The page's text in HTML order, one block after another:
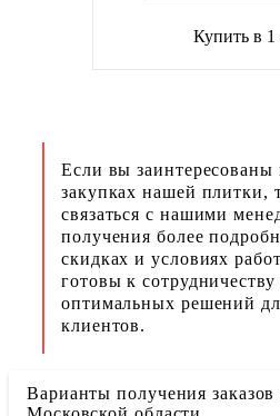
Купить в 1
Если вы заинтересованы
закупках нашей плитки,
связаться с нашими
получения более
скидках и условиях
готовы к
оптимальных решений
клиентов.
Варианты получения